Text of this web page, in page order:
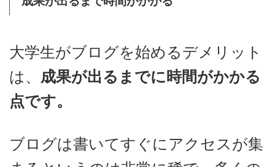
大学生がブログを始めるデメリット
は、 成果が出るまでに時間がかかる
点です。
ブログは書いてすぐにアクセスが集